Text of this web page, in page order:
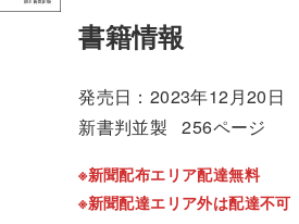
書籍情報
発売日：2023年12月20日
新書判並製 256ページ
※新聞配布エリア配達無料
※新聞配達エリア外は配達不可